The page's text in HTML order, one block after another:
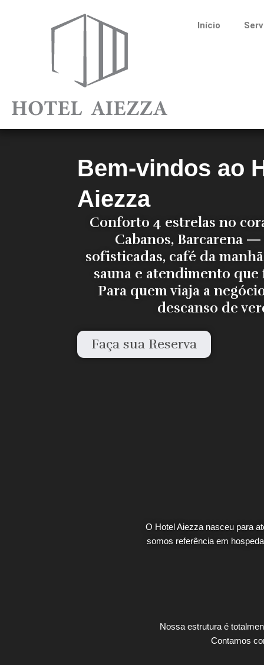
Início
Bem-vindos ao
Aiezza
Conforto 4 estrelas no
Cabanos, Barcarena —
sofisticadas, café da
sauna e atendimento que
Para quem viaja a
descanso de
Faça sua Reserva
O Hotel Aiezza nasceu para
somos referência em
Nossa estrutura é
Contamos